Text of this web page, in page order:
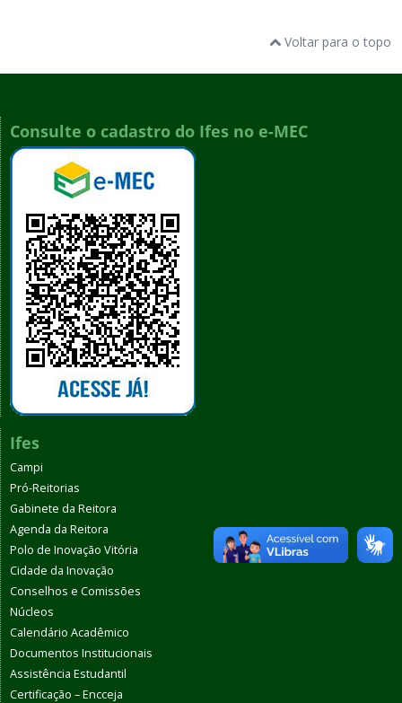
Voltar para o topo
Consulte o cadastro do Ifes no e-MEC
Ifes
Campi
Pró-Reitorias
Gabinete da Reitora
Agenda da Reitora
Polo de Inovação Vitória
Cidade da Inovação
Conselhos e Comissões
Núcleos
Calendário Acadêmico
Documentos Institucionais
Assistência Estudantil
Certificação – Encceja